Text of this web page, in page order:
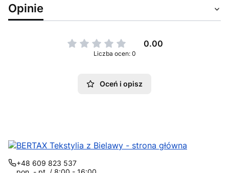
Opinie
0.00
Liczba ocen: 0
Oceń i opisz
+48 609 823 537